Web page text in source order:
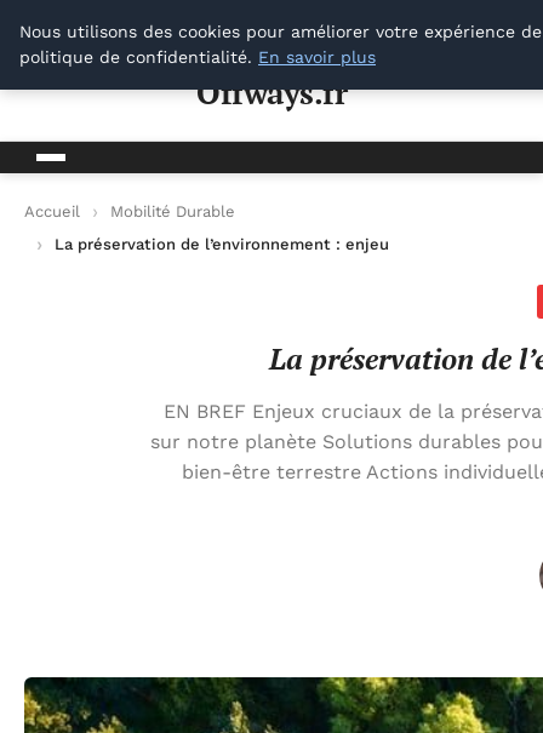
Offways.fr
Offways.fr
Accueil
Mobilité Durable
La préservation de l’environnement : enjeux et solutions
La préservation de
EN BREF Enjeux cruciaux de la
sur notre planète Solutions durables
bien-être terrestre Actions
Nous utilisons des cookies pour améliorer votre expérience
politique de confidentialité. En savoir plus